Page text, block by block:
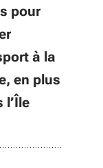
pour
à la
en plus
l’Île